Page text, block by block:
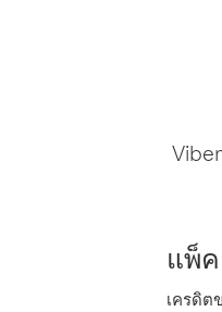
แพ็
เครดิต